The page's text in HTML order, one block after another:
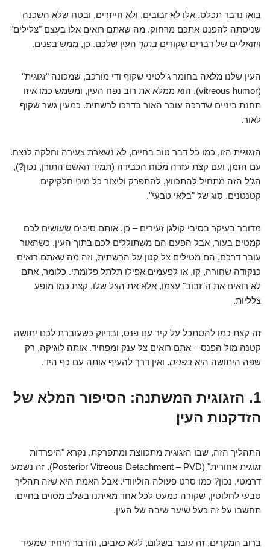
בואו נדבר תכלס. אלו לא זבובים, ולא חייזרים, ובטח שלא השכנה
שניסתה להפנט אתכם מרחוק. מה שאתם רואים אלו בעצם "צלילים"
ויזואליים של דברים שקורים בתוך העין שלכם. כן, ממש בפנים.
העין שלנו מלאה בחומר ג'לטיני שקוף ודי מורכב, שמכונה "זגוגית"
(vitreous humor). הוא ממלא את רוב נפח העין, ומשמש כמו איזו
תחנת ביניים שדרכה עובר האור בדרכו לרשתית. כמעין גשר שקוף
לאור.
הזגוגית הזו, כמו כל דבר טוב בחיים, לא נשארת צעירה וחלקה לנצח.
עם הזמן, ועם קצת עזרה מכוח הכבידה (תמיד האשם התורן, נכון?),
הג'ל הזה מתחיל להתכווץ, להתפרק וליצור כל מיני חלקיקים
קטנטנים. סוג של "בלאי טבעי".
מדובר בעיקר בסיבי קולגן זעירים – כן, אותם סיבים שעושים לכם
קמטים בעור, אבל הפעם הם משתוללים לכם בתוך העין. כשהאור
עובר דרכם, הם מטילים צל קטן על הרשתית, וזה מה שאתם רואים
כנקודה שחורה, קו, או לפעמים אפילו תלתל פלומתי. כלומר, אתם
לא רואים את ה"זבוב" עצמו, אלא את הצל שלו. קצת כמו מופע
צלליות.
זה קצת כמו להסתכל על קיר עם פנס, ובדיוק כשעוברת לכם יתושה
קטנה מול הפנס – אתם רואים צל ענק ומפחיד. אותה לוגיקה, רק
שפה היתושה היא בפנים. ואין דרך להעיף אותה עם כף היד.
1. הזגוגית המשתנה: הסיפור המלא של
הזדקנות העין
התהליך הזה, שבו הזגוגית מתכווצת ומתפרקת, נקרא "היפרדות
זגוגית אחורית" (Posterior Vitreous Detachment – PVD). זה נשמע
דרמטי, נכון? כמו סרט פעולה הוליוודי. אבל האמת היא שזה תהליך
טבעי לחלוטין, שקורה כמעט לכל אחד מאיתנו בשלב מסוים בחיים.
תחשבו על זה כעל שיער שיבה של העין.
ברוב המקרים, זה עובר בשלום, ללא כאבים, והדבר היחיד שמעיד